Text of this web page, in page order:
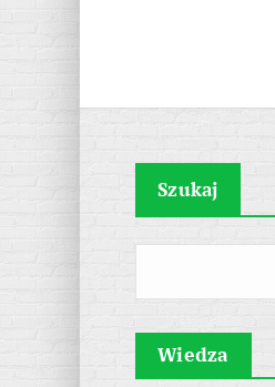
Szukaj
Wiedza